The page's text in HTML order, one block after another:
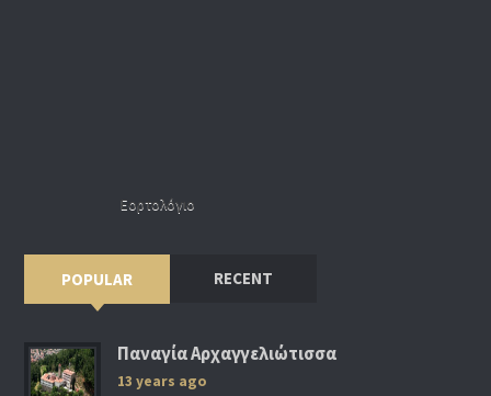
Εορτολόγιο
POPULAR RECENT
Παναγία Αρχαγγελιώτισσα
13 years ago